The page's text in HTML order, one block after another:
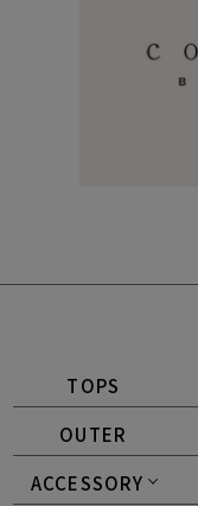
TOPS
OUTER
ACCESSORY